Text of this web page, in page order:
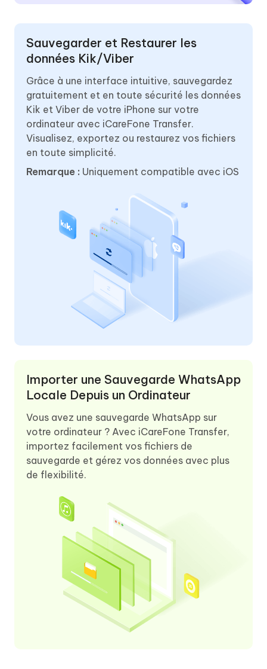
Sauvegarder et Restaurer les
données Kik/Viber
Grâce à une interface intuitive, sauvegardez
gratuitement et en toute sécurité les données
Kik et Viber de votre iPhone sur votre
ordinateur avec iCareFone Transfer.
Visualisez, exportez ou restaurez vos fichiers
en toute simplicité.
Remarque : Uniquement compatible avec iOS
Importer une Sauvegarde WhatsApp
Locale Depuis un Ordinateur
Vous avez une sauvegarde WhatsApp sur
votre ordinateur ? Avec iCareFone Transfer,
importez facilement vos fichiers de
sauvegarde et gérez vos données avec plus
de flexibilité.